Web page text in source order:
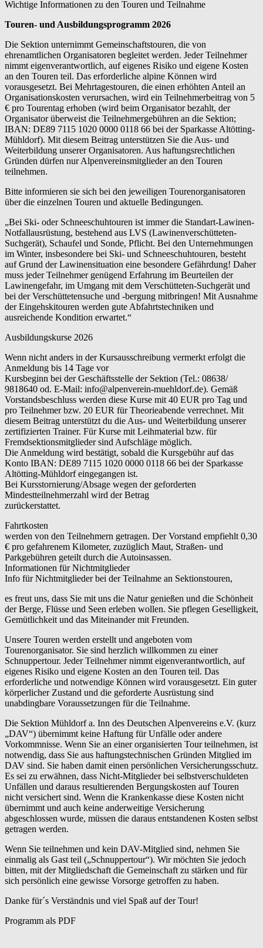
Wichtige Informationen zu den Touren und Teilnahme
Touren- und Ausbildungsprogramm 2026
Die Sektion unternimmt Gemeinschaftstouren, die von
ehrenamtlichen Organisatoren begleitet werden. Jeder Teilnehmer
nimmt eigenverantwortlich, auf eigenes Risiko und eigene Kosten
an den Touren teil. Das erforderliche alpine Können wird
vorausgesetzt. Bei Mehrtagestouren, die einen erhöhten Anteil an
Organisationskosten verursachen, wird ein Teilnehmerbeitrag von 5
€ pro Tourentag erhoben (wird beim Organisator bezahlt, der
Organisator überweist die Teilnehmergebühren an die Sektion;
IBAN: DE89 7115 1020 0000 0118 66 bei der Sparkasse Altötting-
Mühldorf). Mit diesem Beitrag unterstützen Sie die Aus- und
Weiterbildung unserer Organisatoren. Aus haftungsrechtlichen
Gründen dürfen nur Alpenvereinsmitglieder an den Touren
teilnehmen.
Bitte informieren sie sich bei den jeweiligen Tourenorganisatoren
über die einzelnen Touren und aktuelle Bedingungen.
„Bei Ski- oder Schneeschuhtouren ist immer die Standart-Lawinen-
Notfallausrüstung, bestehend aus LVS (Lawinenverschütteten-
Suchgerät), Schaufel und Sonde, Pflicht. Bei den Unternehmungen
im Winter, insbesondere bei Ski- und Schneeschuhtouren, besteht
auf Grund der Lawinensituation eine besondere Gefährdung! Daher
muss jeder Teilnehmer genügend Erfahrung im Beurteilen der
Lawinengefahr, im Umgang mit dem Verschütteten-Suchgerät und
bei der Verschüttetensuche und -bergung mitbringen! Mit Ausnahme
der Eingehskitouren werden gute Abfahrtstechniken und
ausreichende Kondition erwartet.“
Ausbildungskurse 2026
Wenn nicht anders in der Kursausschreibung vermerkt erfolgt die
Anmeldung bis 14 Tage vor
Kursbeginn bei der Geschäftsstelle der Sektion (Tel.: 08638/
9818640 od. E-Mail: info@alpenverein-muehldorf.de). Gemäß
Vorstandsbeschluss werden diese Kurse mit 40 EUR pro Tag und
pro Teilnehmer bzw. 20 EUR für Theorieabende verrechnet. Mit
diesem Beitrag unterstützt du die Aus- und Weiterbildung unserer
zertifizierten Trainer. Für Kurse mit Leihmaterial bzw. für
Fremdsektionsmitglieder sind Aufschläge möglich.
Die Anmeldung wird bestätigt, sobald die Kursgebühr auf das
Konto IBAN: DE89 7115 1020 0000 0118 66 bei der Sparkasse
Altötting-Mühldorf eingegangen ist.
Bei Kursstornierung/Absage wegen der geforderten
Mindestteilnehmerzahl wird der Betrag
zurückerstattet.
Fahrtkosten
werden von den Teilnehmern getragen. Der Vorstand empfiehlt 0,30
€ pro gefahrenem Kilometer, zuzüglich Maut, Straßen- und
Parkgebühren geteilt durch die Autoinsassen.
Informationen für Nichtmitglieder
Info für Nichtmitglieder bei der Teilnahme an Sektionstouren,
es freut uns, dass Sie mit uns die Natur genießen und die Schönheit
der Berge, Flüsse und Seen erleben wollen. Sie pflegen Geselligkeit,
Gemütlichkeit und das Miteinander mit Freunden.
Unsere Touren werden erstellt und angeboten vom
Tourenorganisator. Sie sind herzlich willkommen zu einer
Schnuppertour. Jeder Teilnehmer nimmt eigenverantwortlich, auf
eigenes Risiko und eigene Kosten an den Touren teil. Das
erforderliche und notwendige Können wird vorausgesetzt. Ein guter
körperlicher Zustand und die geforderte Ausrüstung sind
unabdingbare Voraussetzungen für die Teilnahme.
Die Sektion Mühldorf a. Inn des Deutschen Alpenvereins e.V. (kurz
„DAV“) übernimmt keine Haftung für Unfälle oder andere
Vorkommnisse. Wenn Sie an einer organisierten Tour teilnehmen, ist
notwendig, dass Sie aus haftungstechnischen Gründen Mitglied im
DAV sind. Sie haben damit einen persönlichen Versicherungsschutz.
Es sei zu erwähnen, dass Nicht-Mitglieder bei selbstverschuldeten
Unfällen und daraus resultierenden Bergungskosten auf Touren
nicht versichert sind. Wenn die Krankenkasse diese Kosten nicht
übernimmt und auch keine anderweitige Versicherung
abgeschlossen wurde, müssen die daraus entstandenen Kosten selbst
getragen werden.
Wenn Sie teilnehmen und kein DAV-Mitglied sind, nehmen Sie
einmalig als Gast teil („Schnuppertour“). Wir möchten Sie jedoch
bitten, mit der Mitgliedschaft die Gemeinschaft zu stärken und für
sich persönlich eine gewisse Vorsorge getroffen zu haben.
Danke für´s Verständnis und viel Spaß auf der Tour!
Programm als PDF